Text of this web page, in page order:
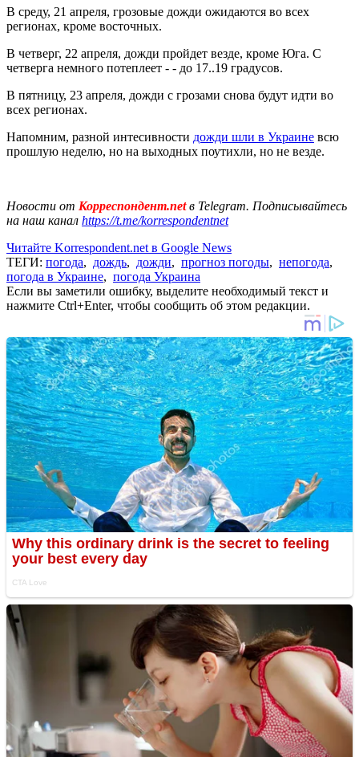
В среду, 21 апреля, грозовые дожди ожидаются во всех
регионах, кроме восточных.
В четверг, 22 апреля, дожди пройдет везде, кроме Юга. С
четверга немного потеплеет - - до 17..19 градусов.
В пятницу, 23 апреля, дожди с грозами снова будут идти во
всех регионах.
Напомним, разной интесивности дожди шли в Украине всю
прошлую неделю, но на выходных поутихли, но не везде.
Новости от Корреспондент.netв Telegram. Подписывайтесь
на наш канал https://t.me/korrespondentnet
Читайте Korrespondent.net в Google News
ТЕГИ: погода, дождь, дожди, прогноз погоды, непогода,
погода в Украине, погода Украина
Если вы заметили ошибку, выделите необходимый текст и
нажмите Ctrl+Enter, чтобы сообщить об этом редакции.